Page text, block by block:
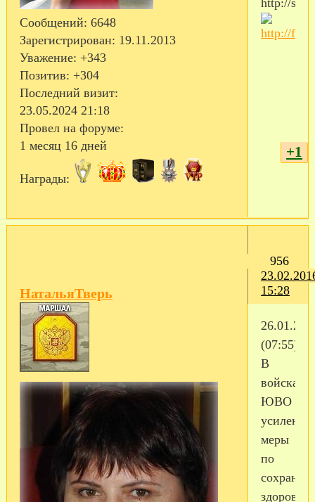
Сообщений: 6648
Зарегистрирован: 19.11.2013
Уважение: +343
Позитив: +304
Последний визит:
23.05.2024 21:18
Провел на форуме:
1 месяц 16 дней
Награды:
+1
956
15:28
НатальяТверь
(07:55)
В
войсках
ЮВО
усилены
меры
по
здоровья